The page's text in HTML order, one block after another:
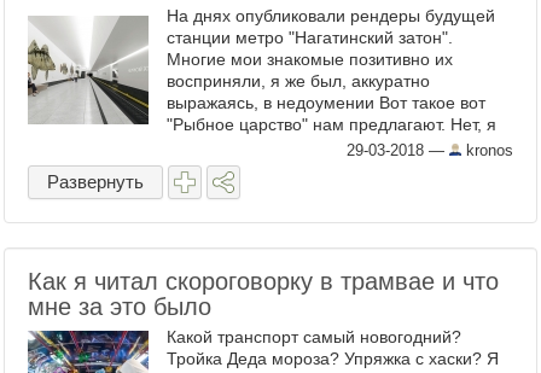
На днях опубликовали рендеры будущей
станции метро "Нагатинский затон".
Многие мои знакомые позитивно их
восприняли, я же был, аккуратно
выражаясь, в недоумении Вот такое вот
"Рыбное царство" нам предлагают. Нет, я
всё понимаю - рыбы здесь очень в тему, но
вот исполнение... На мой ...
29-03-2018 — kronos
Развернуть
Как я читал скороговорку в трамвае и что
мне за это было
Какой транспорт самый новогодний?
Тройка Деда мороза? Упряжка с хаски? Я